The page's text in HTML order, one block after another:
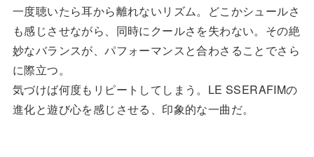
一度聴いたら耳から離れないリズム。どこかシュールさ
も感じさせながら、同時にクールさを失わない。その絶
妙なバランスが、パフォーマンスと合わさることでさら
に際立つ。
気づけば何度もリピートしてしまう。LE SSERAFIMの
進化と遊び心を感じさせる、印象的な一曲だ。